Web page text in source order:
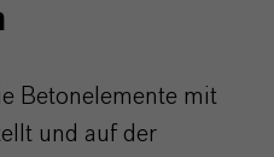
Betonelemente mit
und auf der